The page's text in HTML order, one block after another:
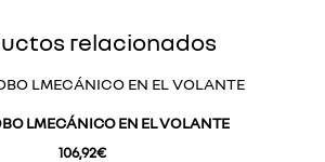
relacionados
LMECÁNICO EN EL VOLANTE
106,92€